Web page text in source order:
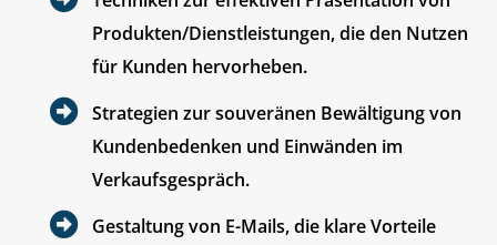
Produkten/Dienstleistungen, die den Nutzen
für Kunden hervorheben.
Strategien zur souveränen Bewältigung von
Kundenbedenken und Einwänden im
Verkaufsgespräch.
Gestaltung von E-Mails, die klare Vorteile